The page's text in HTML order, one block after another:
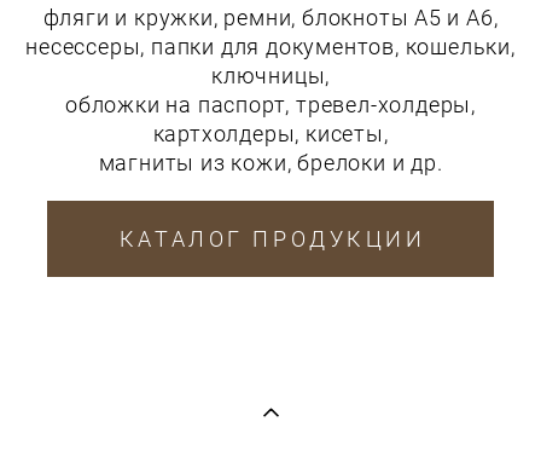
фляги и кружки, ремни, блокноты А5 и А6,
несессеры, папки для документов, кошельки,
ключницы,
обложки на паспорт, тревел-холдеры,
картхолдеры, кисеты,
магниты из кожи, брелоки и др.
КАТАЛОГ ПРОДУКЦИИ